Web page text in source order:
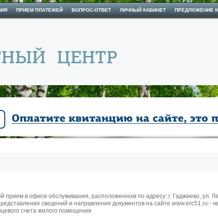
ПРИЕМ ПЛАТЕЖЕЙ ВОПРОС-ОТВЕТ ЛИЧНЫЙ КАБИНЕТ ПРЕДЛОЖЕНИЕ
прием в офисе обслуживания, расположенном по адресу: г. Гаджиево, ул.
сведений и направления документов на сайте www.erc51.ru:-
счета жилого помещения